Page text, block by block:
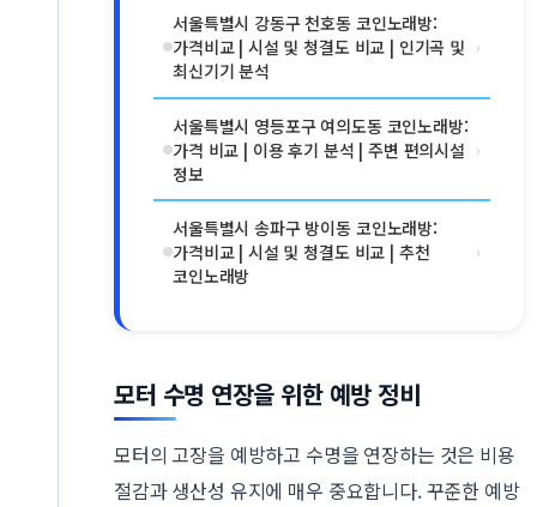
서울특별시 강동구 천호동 코인노래방:
가격비교 | 시설 및 청결도 비교 | 인기곡 및
최신기기 분석
›
서울특별시 영등포구 여의도동 코인노래방:
가격 비교 | 이용 후기 분석 | 주변 편의시설
정보
›
서울특별시 송파구 방이동 코인노래방:
가격비교 | 시설 및 청결도 비교 | 추천
코인노래방
›
모터 수명 연장을 위한 예방 정비
모터의 고장을 예방하고 수명을 연장하는 것은 비용
절감과 생산성 유지에 매우 중요합니다. 꾸준한 예방